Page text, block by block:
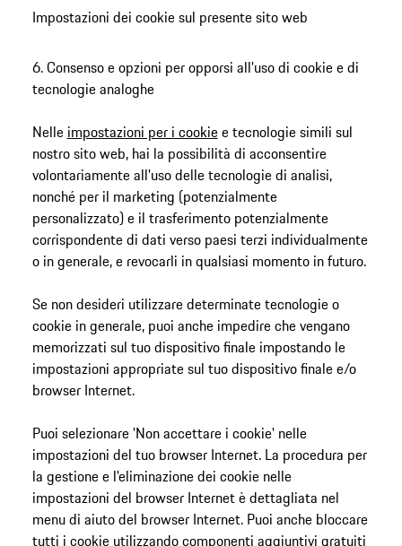
Impostazioni dei cookie sul presente sito web
6. Consenso e opzioni per opporsi all'uso di cookie e di
tecnologie analoghe
Nelle impostazioni per i cookiee tecnologie simili sul
nostro sito web, hai la possibilità di acconsentire
volontariamente all'uso delle tecnologie di analisi,
nonché per il marketing (potenzialmente
personalizzato) e il trasferimento potenzialmente
corrispondente di dati verso paesi terzi individualmente
o in generale, e revocarli in qualsiasi momento in futuro.
Se non desideri utilizzare determinate tecnologie o
cookie in generale, puoi anche impedire che vengano
memorizzati sul tuo dispositivo finale impostando le
impostazioni appropriate sul tuo dispositivo finale e/o
browser Internet.
Puoi selezionare 'Non accettare i cookie' nelle
impostazioni del tuo browser Internet. La procedura per
la gestione e l'eliminazione dei cookie nelle
impostazioni del browser Internet è dettagliata nel
menu di aiuto del browser Internet. Puoi anche bloccare
tutti i cookie utilizzando componenti aggiuntivi gratuiti